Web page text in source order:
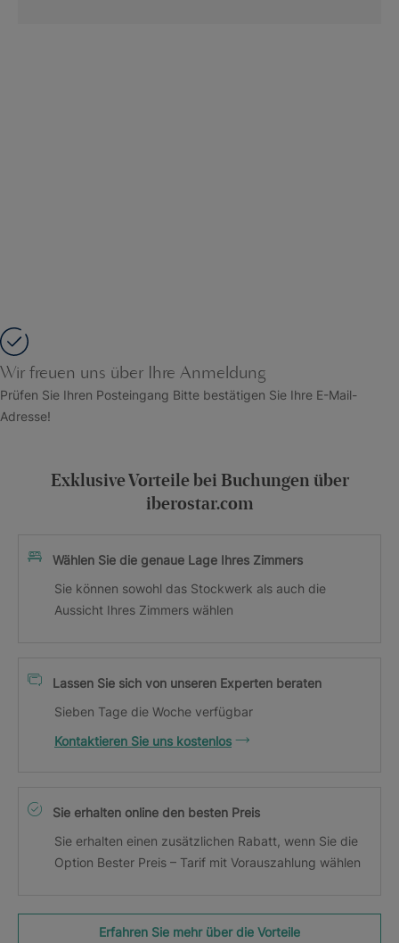
Wir freuen uns über Ihre Anmeldung
Prüfen Sie Ihren Posteingang Bitte bestätigen Sie Ihre E-Mail-
Adresse!
Exklusive Vorteile bei Buchungen über
iberostar.com
Wählen Sie die genaue Lage Ihres Zimmers
Sie können sowohl das Stockwerk als auch die
Aussicht Ihres Zimmers wählen
Lassen Sie sich von unseren Experten beraten
Sieben Tage die Woche verfügbar
Kontaktieren Sie uns kostenlos
Sie erhalten online den besten Preis
Sie erhalten einen zusätzlichen Rabatt, wenn Sie die
Option Bester Preis – Tarif mit Vorauszahlung wählen
Erfahren Sie mehr über die Vorteile